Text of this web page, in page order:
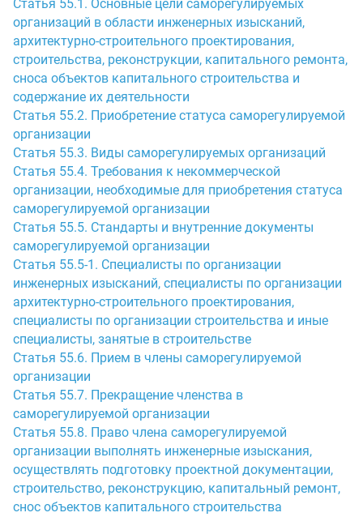
Статья 55.1. Основные цели саморегулируемых
организаций в области инженерных изысканий,
архитектурно-строительного проектирования,
строительства, реконструкции, капитального ремонта,
сноса объектов капитального строительства и
содержание их деятельности
Статья 55.2. Приобретение статуса саморегулируемой
организации
Статья 55.3. Виды саморегулируемых организаций
Статья 55.4. Требования к некоммерческой
организации, необходимые для приобретения статуса
саморегулируемой организации
Статья 55.5. Стандарты и внутренние документы
саморегулируемой организации
Статья 55.5-1. Специалисты по организации
инженерных изысканий, специалисты по организации
архитектурно-строительного проектирования,
специалисты по организации строительства и иные
специалисты, занятые в строительстве
Статья 55.6. Прием в члены саморегулируемой
организации
Статья 55.7. Прекращение членства в
саморегулируемой организации
Статья 55.8. Право члена саморегулируемой
организации выполнять инженерные изыскания,
осуществлять подготовку проектной документации,
строительство, реконструкцию, капитальный ремонт,
снос объектов капитального строительства